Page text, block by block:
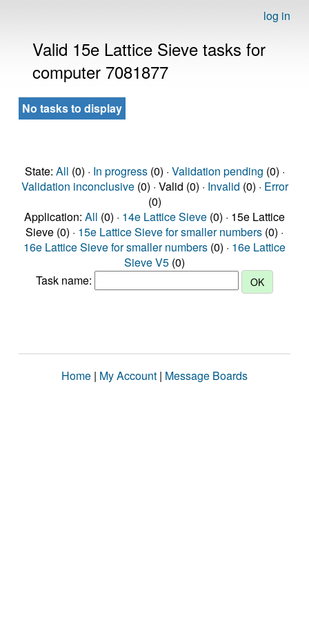
log in
Valid 15e Lattice Sieve tasks for
computer 7081877
No tasks to display
State: All (0) · In progress(0) · Validation pending (0) ·
Validation inconclusive(0) · Valid (0) · Invalid (0) · Error
(0)
Application: All (0) · 14e Lattice Sieve (0) · 15e Lattice
Sieve (0) · 15e Lattice Sieve for smaller numbers (0) ·
16e Lattice Sieve for smaller numbers (0) · 16e Lattice
Sieve V5 (0)
Task name:
Home | My Account | Message Boards